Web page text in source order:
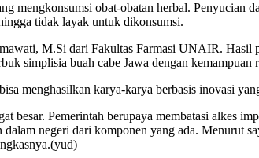
mengkonsumsi obat-obatan herbal.
tidak layak untuk dikonsumsi.
M.Si dari Fakultas Farmasi UNAIR.
simplisia buah cabe Jawa dengan
menghasilkan karya-karya berbasis inovasi
besar. Pemerintah berupaya membatasi
dalam negeri dari komponen yang ada.